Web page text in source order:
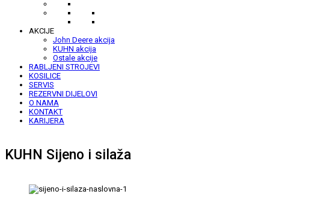
AKCIJE
John Deere akcija
KUHN akcija
Ostale akcije
RABLJENI STROJEVI
KOSILICE
SERVIS
REZERVNI DIJELOVI
O NAMA
KONTAKT
KARIJERA
KUHN Sijeno i silaža